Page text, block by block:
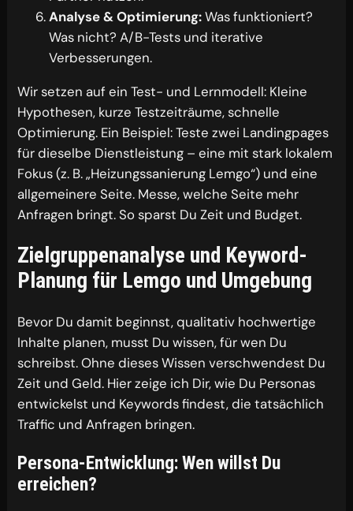
Analyse & Optimierung:Was funktioniert?
Was nicht? A/B-Tests und iterative
Verbesserungen.
Wir setzen auf ein Test- und Lernmodell: Kleine
Hypothesen, kurze Testzeiträume, schnelle
Optimierung. Ein Beispiel: Teste zwei Landingpages
für dieselbe Dienstleistung – eine mit stark lokalem
Fokus (z. B. „Heizungssanierung Lemgo“) und eine
allgemeinere Seite. Messe, welche Seite mehr
Anfragen bringt. So sparst Du Zeit und Budget.
Zielgruppenanalyse und Keyword-
Planung für Lemgo und Umgebung
Bevor Du damit beginnst, qualitativ hochwertige
Inhalte planen, musst Du wissen, für wen Du
schreibst. Ohne dieses Wissen verschwendest Du
Zeit und Geld. Hier zeige ich Dir, wie Du Personas
entwickelst und Keywords findest, die tatsächlich
Traffic und Anfragen bringen.
Persona-Entwicklung: Wen willst Du
erreichen?